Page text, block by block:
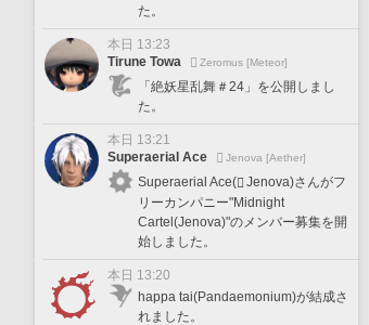
た。
本日 13:23
Tirune Towa
Zeromus [Meteor]
「絶妖星乱舞＃24」を公開しまし
た。
本日 13:21
Superaerial Ace
Jenova [Aether]
Superaerial Ace(
Jenova)さんがフ
リーカンパニー"Midnight
Cartel(Jenova)"のメンバー募集を開
始しました。
本日 13:20
happa tai(Pandaemonium)が結成さ
れました。